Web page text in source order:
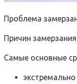
Проблема
Причин
Самые основные